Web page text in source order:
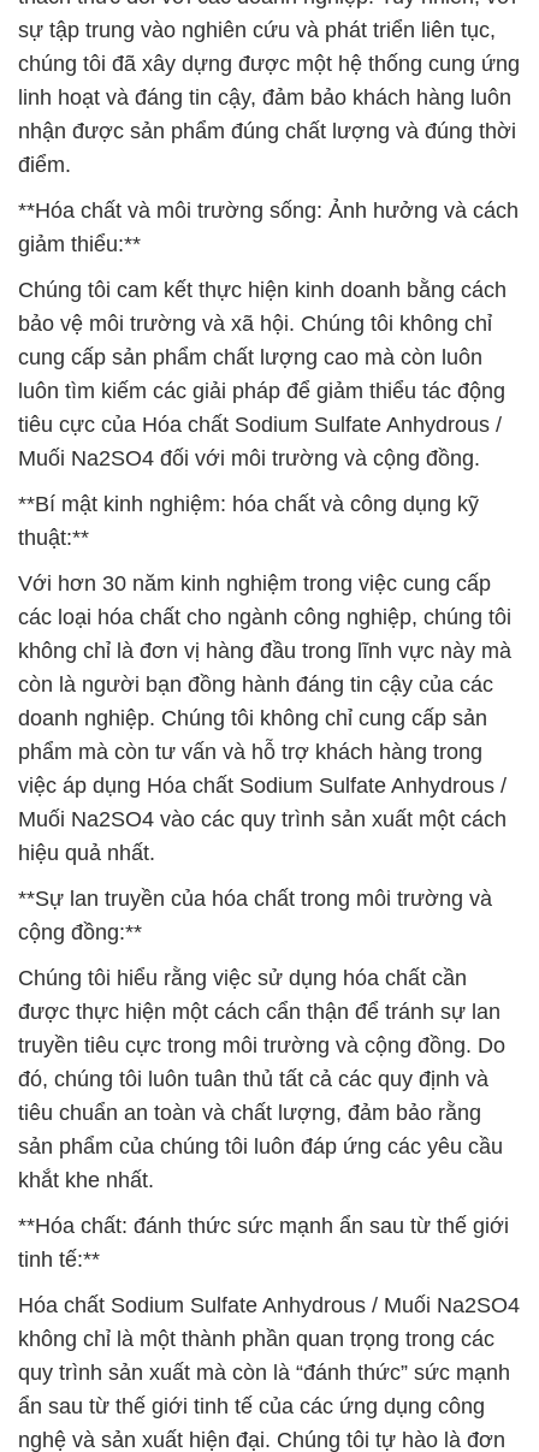
sự tập trung vào nghiên cứu và phát triển liên tục,
chúng tôi đã xây dựng được một hệ thống cung ứng
linh hoạt và đáng tin cậy, đảm bảo khách hàng luôn
nhận được sản phẩm đúng chất lượng và đúng thời
điểm.
**Hóa chất và môi trường sống: Ảnh hưởng và cách
giảm thiểu:**
Chúng tôi cam kết thực hiện kinh doanh bằng cách
bảo vệ môi trường và xã hội. Chúng tôi không chỉ
cung cấp sản phẩm chất lượng cao mà còn luôn
luôn tìm kiếm các giải pháp để giảm thiểu tác động
tiêu cực của Hóa chất Sodium Sulfate Anhydrous /
Muối Na2SO4 đối với môi trường và cộng đồng.
**Bí mật kinh nghiệm: hóa chất và công dụng kỹ
thuật:**
Với hơn 30 năm kinh nghiệm trong việc cung cấp
các loại hóa chất cho ngành công nghiệp, chúng tôi
không chỉ là đơn vị hàng đầu trong lĩnh vực này mà
còn là người bạn đồng hành đáng tin cậy của các
doanh nghiệp. Chúng tôi không chỉ cung cấp sản
phẩm mà còn tư vấn và hỗ trợ khách hàng trong
việc áp dụng Hóa chất Sodium Sulfate Anhydrous /
Muối Na2SO4 vào các quy trình sản xuất một cách
hiệu quả nhất.
**Sự lan truyền của hóa chất trong môi trường và
cộng đồng:**
Chúng tôi hiểu rằng việc sử dụng hóa chất cần
được thực hiện một cách cẩn thận để tránh sự lan
truyền tiêu cực trong môi trường và cộng đồng. Do
đó, chúng tôi luôn tuân thủ tất cả các quy định và
tiêu chuẩn an toàn và chất lượng, đảm bảo rằng
sản phẩm của chúng tôi luôn đáp ứng các yêu cầu
khắt khe nhất.
**Hóa chất: đánh thức sức mạnh ẩn sau từ thế giới
tinh tế:**
Hóa chất Sodium Sulfate Anhydrous / Muối Na2SO4
không chỉ là một thành phần quan trọng trong các
quy trình sản xuất mà còn là “đánh thức” sức mạnh
ẩn sau từ thế giới tinh tế của các ứng dụng công
nghệ và sản xuất hiện đại. Chúng tôi tự hào là đơn